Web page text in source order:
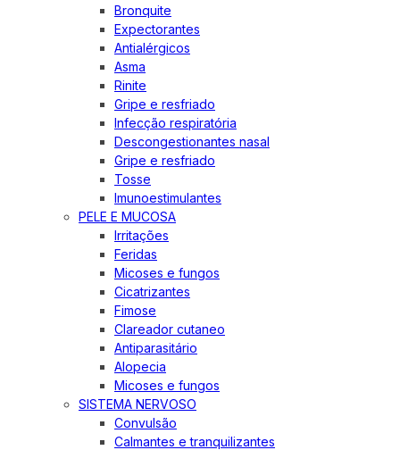
Bronquite
Expectorantes
Antialérgicos
Asma
Rinite
Gripe e resfriado
Infecção respiratória
Descongestionantes nasal
Gripe e resfriado
Tosse
Imunoestimulantes
PELE E MUCOSA
Irritações
Feridas
Micoses e fungos
Cicatrizantes
Fimose
Clareador cutaneo
Antiparasitário
Alopecia
Micoses e fungos
SISTEMA NERVOSO
Convulsão
Calmantes e tranquilizantes